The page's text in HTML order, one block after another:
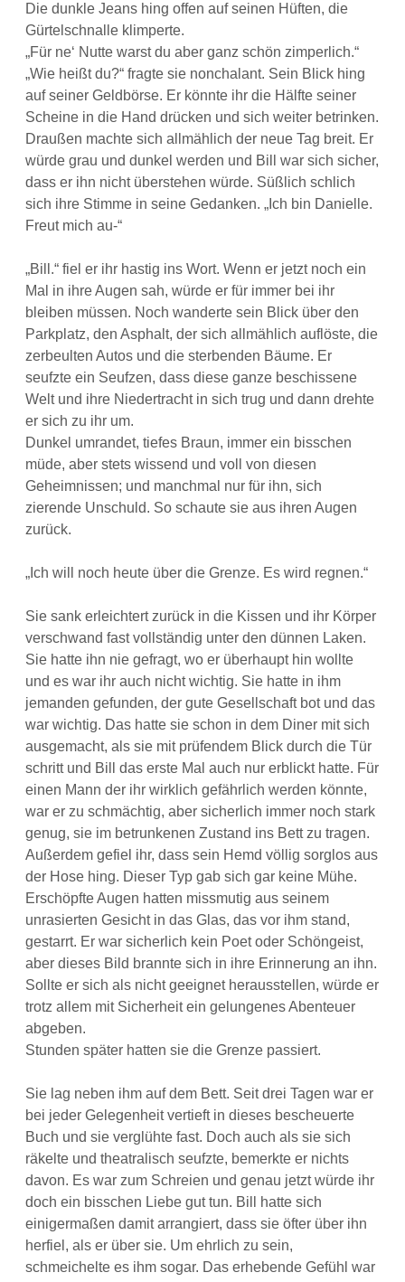
Die dunkle Jeans hing offen auf seinen Hüften, die
Gürtelschnalle klimperte.
„Für ne‘ Nutte warst du aber ganz schön zimperlich.“
„Wie heißt du?“ fragte sie nonchalant. Sein Blick hing
auf seiner Geldbörse. Er könnte ihr die Hälfte seiner
Scheine in die Hand drücken und sich weiter betrinken.
Draußen machte sich allmählich der neue Tag breit. Er
würde grau und dunkel werden und Bill war sich sicher,
dass er ihn nicht überstehen würde. Süßlich schlich
sich ihre Stimme in seine Gedanken. „Ich bin Danielle.
Freut mich au-“
„Bill.“ fiel er ihr hastig ins Wort. Wenn er jetzt noch ein
Mal in ihre Augen sah, würde er für immer bei ihr
bleiben müssen. Noch wanderte sein Blick über den
Parkplatz, den Asphalt, der sich allmählich auflöste, die
zerbeulten Autos und die sterbenden Bäume. Er
seufzte ein Seufzen, dass diese ganze beschissene
Welt und ihre Niedertracht in sich trug und dann drehte
er sich zu ihr um.
Dunkel umrandet, tiefes Braun, immer ein bisschen
müde, aber stets wissend und voll von diesen
Geheimnissen; und manchmal nur für ihn, sich
zierende Unschuld. So schaute sie aus ihren Augen
zurück.
„Ich will noch heute über die Grenze. Es wird regnen.“
Sie sank erleichtert zurück in die Kissen und ihr Körper
verschwand fast vollständig unter den dünnen Laken.
Sie hatte ihn nie gefragt, wo er überhaupt hin wollte
und es war ihr auch nicht wichtig. Sie hatte in ihm
jemanden gefunden, der gute Gesellschaft bot und das
war wichtig. Das hatte sie schon in dem Diner mit sich
ausgemacht, als sie mit prüfendem Blick durch die Tür
schritt und Bill das erste Mal auch nur erblickt hatte. Für
einen Mann der ihr wirklich gefährlich werden könnte,
war er zu schmächtig, aber sicherlich immer noch stark
genug, sie im betrunkenen Zustand ins Bett zu tragen.
Außerdem gefiel ihr, dass sein Hemd völlig sorglos aus
der Hose hing. Dieser Typ gab sich gar keine Mühe.
Erschöpfte Augen hatten missmutig aus seinem
unrasierten Gesicht in das Glas, das vor ihm stand,
gestarrt. Er war sicherlich kein Poet oder Schöngeist,
aber dieses Bild brannte sich in ihre Erinnerung an ihn.
Sollte er sich als nicht geeignet herausstellen, würde er
trotz allem mit Sicherheit ein gelungenes Abenteuer
abgeben.
Stunden später hatten sie die Grenze passiert.
Sie lag neben ihm auf dem Bett. Seit drei Tagen war er
bei jeder Gelegenheit vertieft in dieses bescheuerte
Buch und sie verglühte fast. Doch auch als sie sich
räkelte und theatralisch seufzte, bemerkte er nichts
davon. Es war zum Schreien und genau jetzt würde ihr
doch ein bisschen Liebe gut tun. Bill hatte sich
einigermaßen damit arrangiert, dass sie öfter über ihn
herfiel, als er über sie. Um ehrlich zu sein,
schmeichelte es ihm sogar. Das erhebende Gefühl war